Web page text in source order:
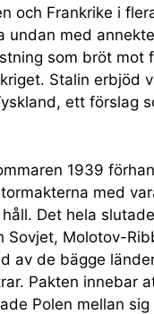
och Frankrike i
undan med
som bröt mot
Stalin erbjöd
ett förslag
1939
med
Det hela
Sovjet, Molotov-
av de bägge
Pakten innebar
Polen mellan